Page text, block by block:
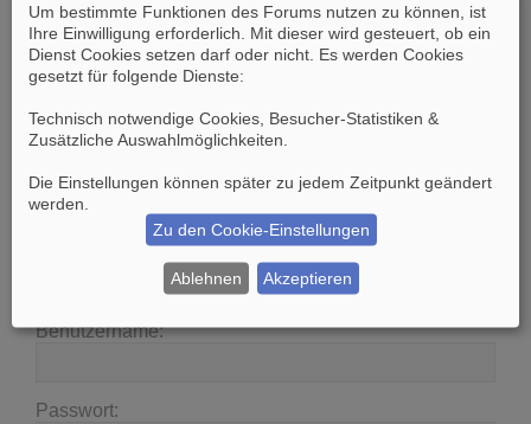
Sind Sie sich sicher, dass Sie alle Cookies des
Boards löschen möchten?
SucheErweiterte Suche
Benutzername:
Passwort:
Um bestimmte Funktionen des Forums nutzen zu können, ist
Ihre Einwilligung erforderlich. Mit dieser wird gesteuert, ob ein
Dienst Cookies setzen darf oder nicht. Es werden Cookies
gesetzt für folgende Dienste:
Technisch notwendige Cookies, Besucher-Statistiken &
Zusätzliche Auswahlmöglichkeiten
Die Einstellungen können später zu jedem Zeitpunkt geändert
werden.
Zu den Cookie-Einstellungen
Ablehnen Akzeptieren